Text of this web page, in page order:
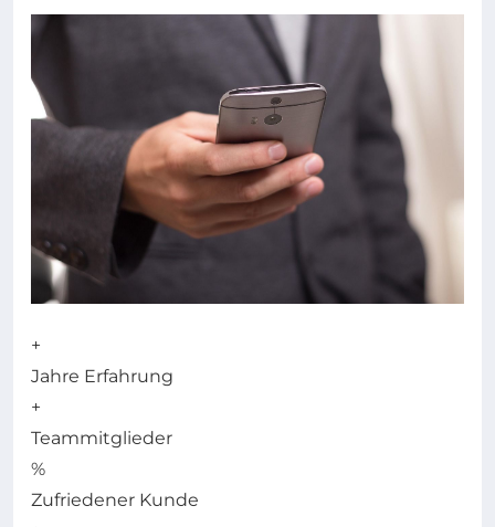
+
Jahre Erfahrung
+
Teammitglieder
%
Zufriedener Kunde